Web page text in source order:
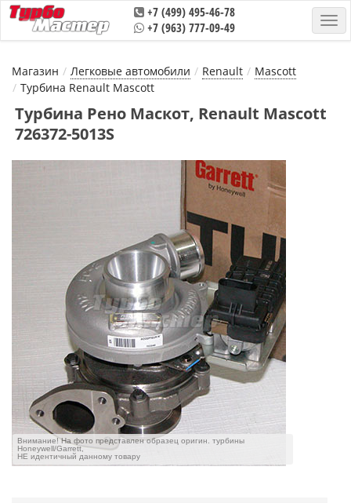
+7 (499) 495-46-78
+7 (963) 777-09-49
Магазин Легковые автомобили Renault
Mascott
Турбина Renault Mascott
Турбина Рено Маскот, Renault Mascott
726372-5013S
Внимание! На фото представлен образец оригин. турбины
Honeywell/Garrett,
НЕ идентичный данному товару